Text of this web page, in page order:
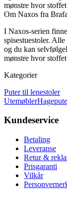
mønstre hvor
Om Naxos fra
I Naxos-serien
spisestuestoler.
og du kan
mønstre hvor
Kategorier
Puter til lenestoler
Utemøbler
Kundeservice
Betaling
Leveranse
Retur &
Prisgaranti
Vilkår